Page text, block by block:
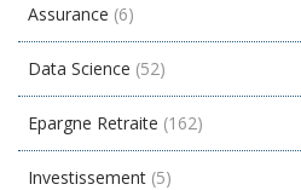
Assurance (6)
Data Science (52)
Epargne Retraite (162)
Investissement (5)